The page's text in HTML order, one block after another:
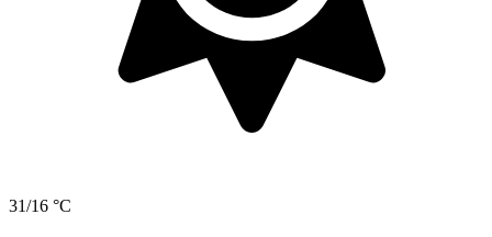
31/16 °C